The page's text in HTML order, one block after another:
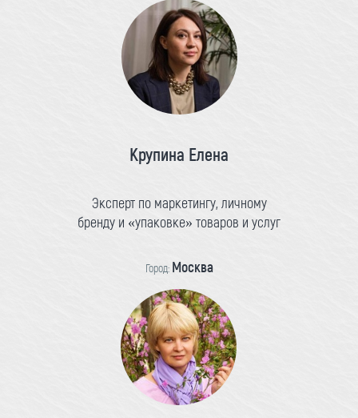
Крупина Елена
Эксперт по маркетингу, личному
бренду и «упаковке» товаров и услуг
Город: Москва